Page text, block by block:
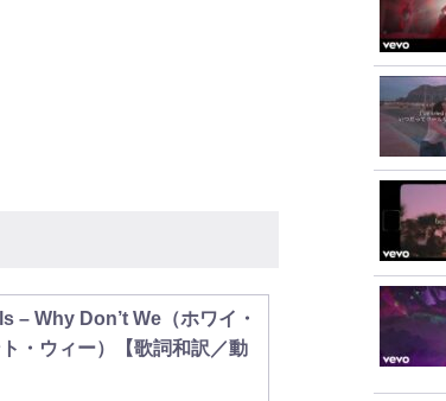
– Why Don’t We（ホワイ・
ト・ウィー）【歌詞和訳／動